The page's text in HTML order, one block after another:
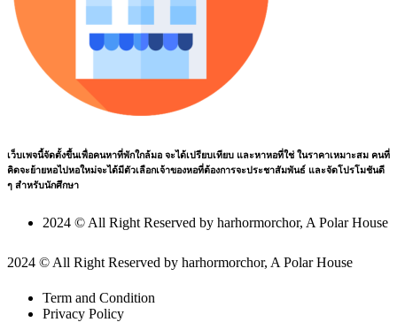
เว็บเพจนี้จัดตั้งขึ้นเพื่อคนหาที่พักใกล้มอ จะได้เปรียบเทียบ และหาหอที่ใช่ ในราคาเหมาะสม คนที่
คิดจะย้ายหอไปหอใหม่จะได้มีตัวเลือกเจ้าของหอที่ต้องการจะประชาสัมพันธ์ และจัดโปรโมชันดี
ๆ สำหรับนักศึกษา
2024 © All Right Reserved by harhormorchor, A Polar House
2024 © All Right Reserved by harhormorchor, A Polar House
Term and Condition
Privacy Policy